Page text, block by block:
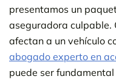
presentamos un
aseguradora culpable.
afectan a un vehículo
abogado experto en
puede ser